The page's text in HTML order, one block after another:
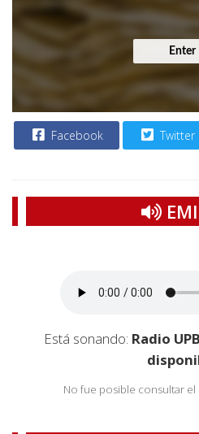
Enter
Facebook Twitter
Está sonando: Radio
No fue posible consultar el